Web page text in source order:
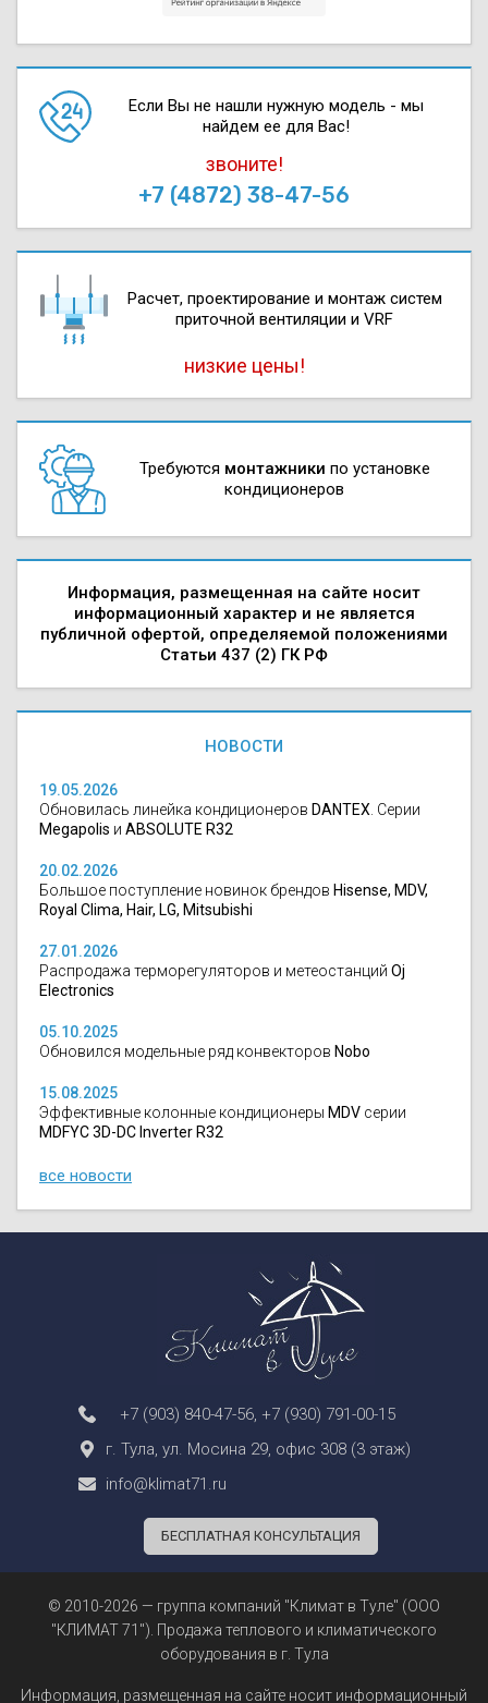
Если Вы не нашли нужную модель - мы
найдем ее для Вас!
звоните!
+7 (4872) 38-47-56
Расчет, проектирова­ние и монтаж систем
приточной вентиляции и VRF
низкие цены!
Требуются монтажники по установке
кондиционеров
Информация, размещенная на сайте носит
информационный характер и не является
публичной офертой, определяемой положениями
Статьи 437 (2) ГК РФ
НОВОСТИ
19.05.2026
Обновилась линейка кондиционеров DANTEX . Серии
Megapolis и ABSOLUTE R32
20.02.2026
Большое поступление новинок брендов Hisense, MDV,
Royal Clima, Hair, LG, Mitsubishi
27.01.2026
Распродажа терморегуляторов и метеостанций Oj
Electronics
05.10.2025
Обновился модельные ряд конвекторов Nobo
15.08.2025
Эффективные колонные кондиционеры MDV серии
MDFYC 3D-DC Inverter R32
все новости
+7 (903) 840-47-56 +7 (930) 791-00-15
г. Тула, ул. Мосина 29, офис 308 (3 этаж)
info@klimat71.ru
БЕСПЛАТНАЯ КОНСУЛЬТАЦИЯ
© 2010-2026 — группа компаний "Климат в Туле" (ООО
"КЛИМАТ 71"). Продажа теплового и климатического
оборудования в г. Тула
Информация, размещенная на сайте носит информационный